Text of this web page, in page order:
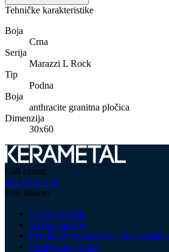
Tehničke karakteristike
Boja
Crna
Serija
Marazzi L Rock
Tip
Podna
Boja
anthracite granitna pločica
Dimenzija
30x60
Call centar
021 6333 450
Brzi linkovi
Uslovi prodaje
Način isporuke
Politika privatnosti i zaštita podataka
Prodaja na 12 rata